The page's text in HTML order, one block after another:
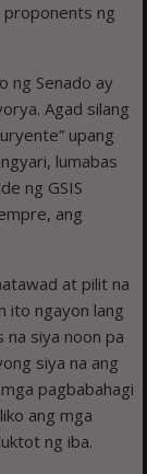
proponents ng
ng Senado ay
Agad silang
upang
lumabas
ng GSIS
ang
at pilit na
ito ngayon lang
na siya noon pa
siya na ang
pagbabahagi
ang mga
ng iba.